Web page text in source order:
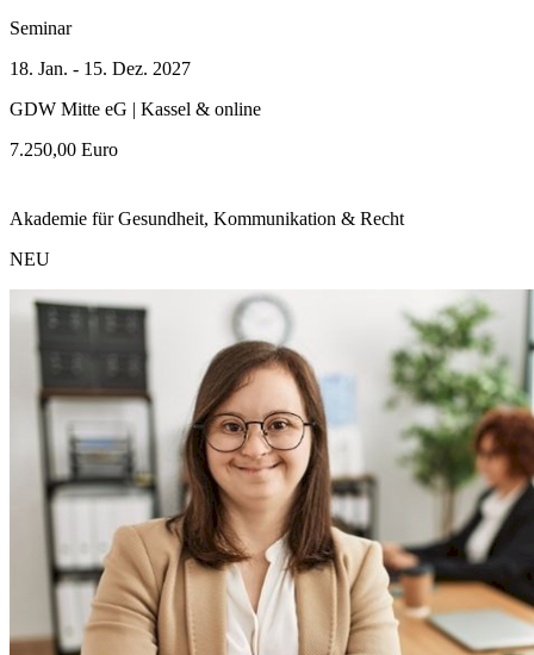
Seminar
18. Jan. - 15. Dez. 2027
GDW Mitte eG | Kassel & online
7.250,00 Euro
Akademie für Gesundheit, Kommunikation & Recht
NEU